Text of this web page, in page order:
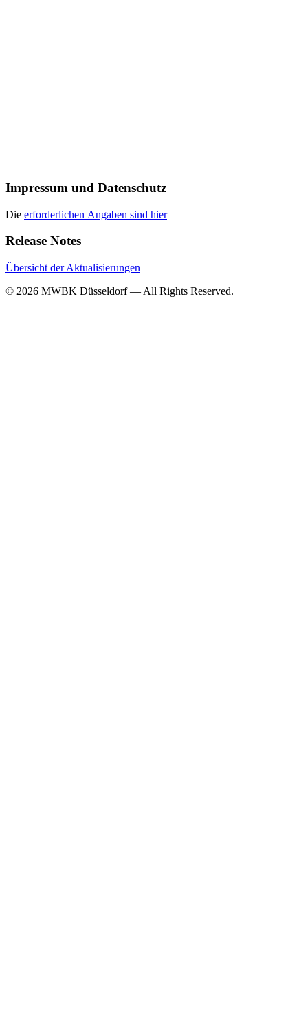
Impressum und Datenschutz
Die erforderlichen Angaben sind hier
Release Notes
Übersicht der Aktualisierungen
© 2026 MWBK Düsseldorf — All Rights Reserved.